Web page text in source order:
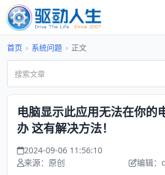
首页 › 系统问题 › 正文
电脑显示此应用无法在你的
办 这有解决方法！
2024-09-06 11:56:10
来源：原创
编辑：